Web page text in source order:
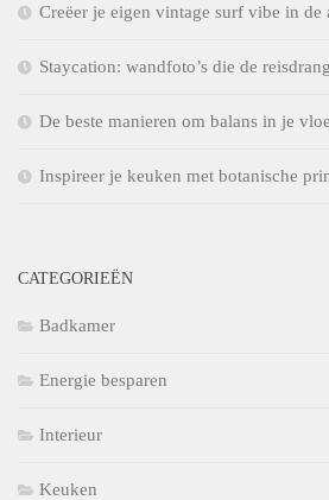
Creëer je eigen vintage surf vibe in de
Staycation: wandfoto’s die de
De beste manieren om balans in je
Inspireer je keuken met botanische
CATEGORIEËN
Badkamer
Energie besparen
Interieur
Keuken